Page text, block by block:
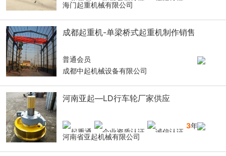
海门起重机械有限公司
成都起重机-单梁桥式起重机制作销售
普通会员
成都中起机械设备有限公司
河南亚起—LD行车轮厂家供应
3年
河南省亚起机械有限公司